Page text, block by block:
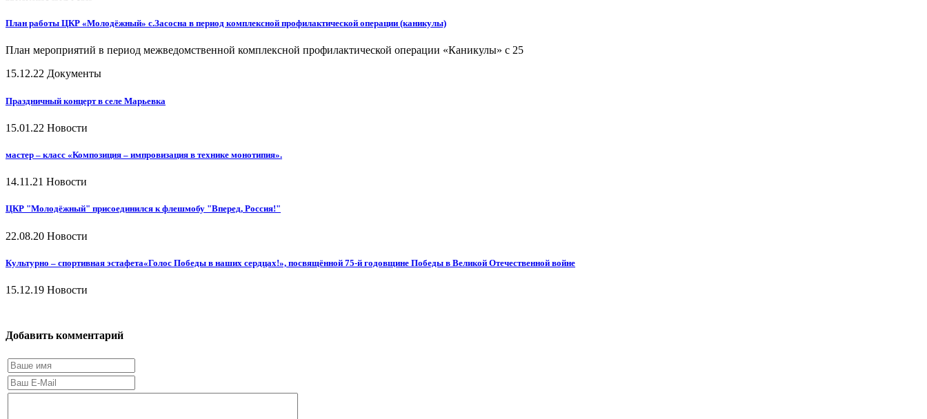
План работы ЦКР «Молодёжный» с.Засосна в период комплексной профилактической операции (каникулы)
План мероприятий в период межведомственной комплексной профилактической операции «Каникулы» с 25
15.12.22 Документы
Праздничный концерт в селе Марьевка
15.01.22 Новости
мастер – класс «Композиция – импровизация в технике монотипия».
14.11.21 Новости
ЦКР "Молодёжный" присоединился к флешмобу "Вперед, Россия!"
22.08.20 Новости
Культурно – спортивная эстафета«Голос Победы в наших сердцах!», посвящённой 75-й годовщине Победы в Великой Отечественной войне
15.12.19 Новости
Добавить комментарий